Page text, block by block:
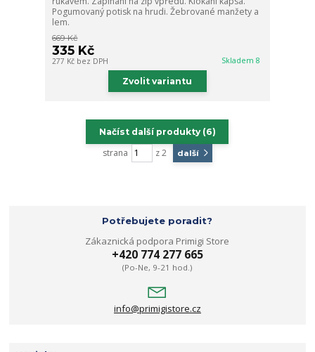
Pogumovaný potisk na hrudi. Žebrované manžety a
lem.
669 Kč
335 Kč
277 Kč bez DPH Skladem 8
Zvolit variantu
Načíst další produkty (6)
strana z 2 další
Potřebujete poradit?
Zákaznická podpora Primigi Store
+420 774 277 665
(Po-Ne, 9-21 hod.)
info@primigistore.cz